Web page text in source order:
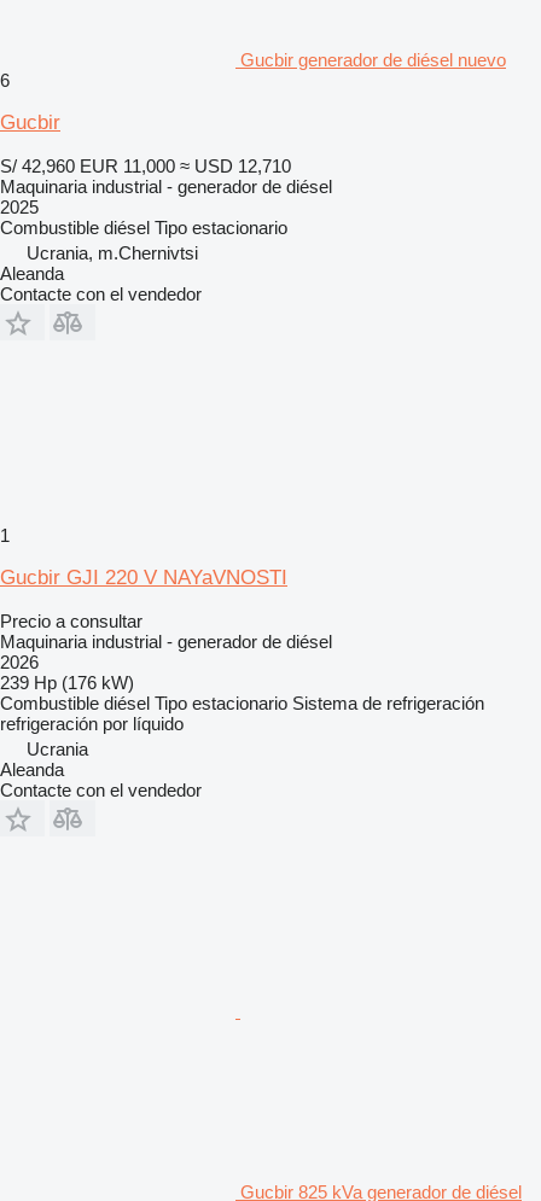
Gucbir generador de diésel nuevo
6
Gucbir
S/ 42,960 EUR 11,000 ≈ USD 12,710
Maquinaria industrial - generador de diésel
2025
Combustible diésel Tipo estacionario
Ucrania, m.Chernivtsi
Aleanda
Contacte con el vendedor
1
Gucbir GJI 220 V NAYaVNOSTI
Precio a consultar
Maquinaria industrial - generador de diésel
2026
239 Hp (176 kW)
Combustible diésel Tipo estacionario Sistema de refrigeración
refrigeración por líquido
Ucrania
Aleanda
Contacte con el vendedor
Gucbir 825 kVa generador de diésel